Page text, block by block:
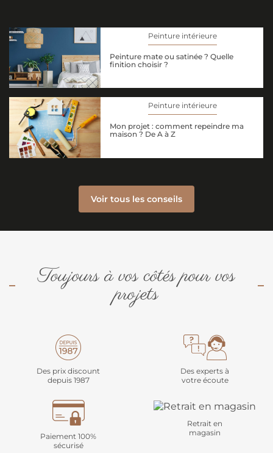
Peinture intérieure
Peinture mate ou satinée ? Quelle
finition choisir ?
Peinture intérieure
Mon projet : comment repeindre ma
maison ? De A à Z
Voir tous les conseils
Toujours à vos côtés pour vos
projets
Des prix discount
depuis 1987
Des experts à
votre écoute
Paiement 100%
sécurisé
Retrait en
magasin